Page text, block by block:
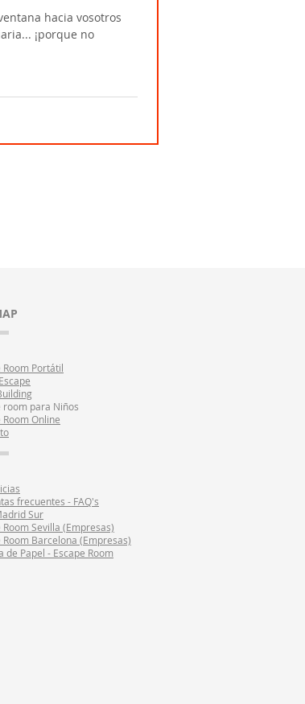
hacia vosotros
¡porque no
Room Portátil
room para Niños
Room Online
frecuentes - FAQ's
Sur
Room Sevilla (Empresas)
Room Barcelona (Empresas)
de Papel - Escape Room